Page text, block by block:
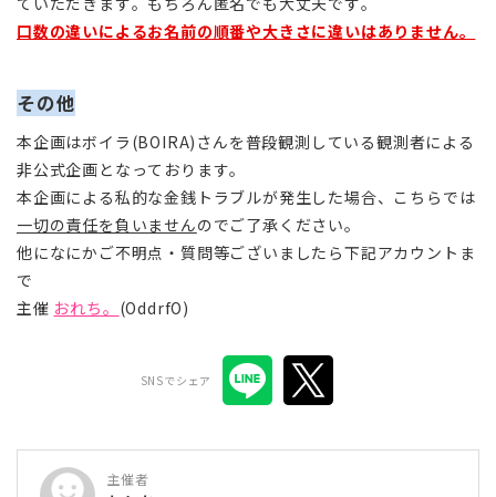
口数の違いによるお名前の順番や大きさに違いはありません。
その他
本企画はボイラ(BOIRA)さんを普段観測している観測者による
非公式企画となっております。
本企画による私的な金銭トラブルが発生した場合、こちらでは
一切の責任を負いませんのでご了承ください。
他になにかご不明点・質問等ございましたら下記アカウントま
で
主催 おれち。 (OddrfO)
SNSでシェア
主催者